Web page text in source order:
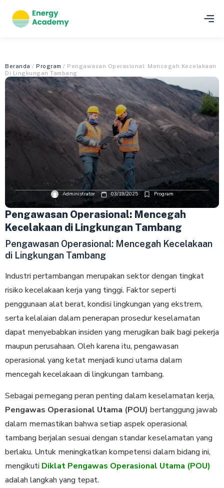
Beranda / Program / Pengawasan Operasional: Mencegah Kecelakaan
Di Lingkungan Tambang
Administrator 03/19/2025 Program
Pengawasan Operasional: Mencegah
Kecelakaan di Lingkungan Tambang
Pengawasan Operasional: Mencegah Kecelakaan
di Lingkungan Tambang
Industri pertambangan merupakan sektor dengan tingkat
risiko kecelakaan kerja yang tinggi. Faktor seperti
penggunaan alat berat, kondisi lingkungan yang ekstrem,
serta kelalaian dalam penerapan prosedur keselamatan
dapat menyebabkan insiden yang merugikan baik bagi pekerja
maupun perusahaan. Oleh karena itu, pengawasan
operasional yang ketat menjadi kunci utama dalam
mencegah kecelakaan di lingkungan tambang.
Sebagai pemegang peran penting dalam keselamatan kerja,
Pengawas Operasional Utama (POU) bertanggung jawab
dalam memastikan bahwa setiap aspek operasional
tambang berjalan sesuai dengan standar keselamatan yang
berlaku. Untuk meningkatkan kompetensi dalam bidang ini,
mengikuti Diklat Pengawas Operasional Utama (POU)
adalah langkah yang tepat.